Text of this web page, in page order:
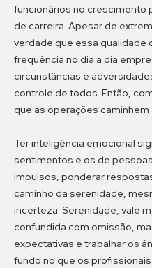
funcionários no crescimento
de carreira. Apesar de
verdade que essa qualidade
frequência no dia a dia
circunstâncias e
controle de todos. Então,
que as operações
Ter inteligência emocional
sentimentos e os de
impulsos, ponderar
caminho da serenidade,
incerteza. Serenidade, vale
confundida com omissão,
expectativas e trabalhar os
fundo no que os